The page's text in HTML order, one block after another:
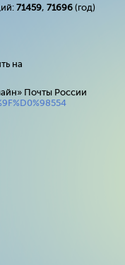
71459, 71696 (год)
на
Почты России